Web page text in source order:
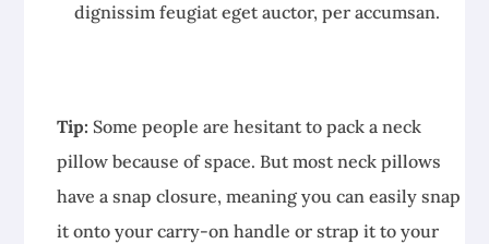
dignissim feugiat eget auctor, per accumsan.
Tip: Some people are hesitant to pack a neck
pillow because of space. But most neck pillows
have a snap closure, meaning you can easily snap
it onto your carry-on handle or strap it to your